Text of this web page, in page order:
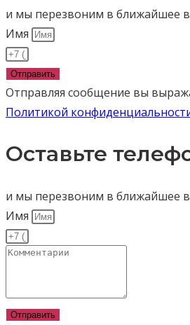
и мы перезвоним в ближайшее
Имя
Отправить
Отправляя сообщение вы
Политикой
Оставьте
и мы перезвоним в ближайшее
Имя
Отправить